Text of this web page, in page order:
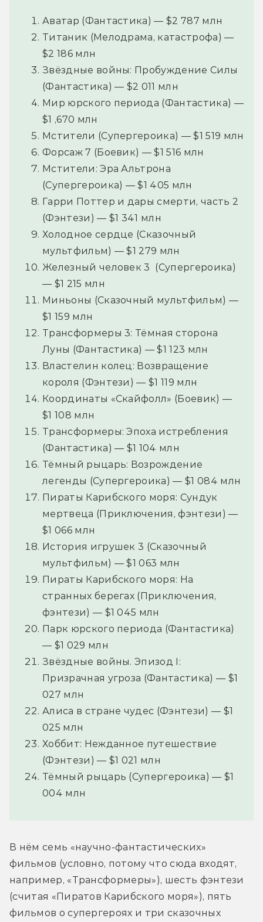
Аватар (Фантастика) — $2 787 млн
Титаник (Мелодрама, катастрофа) —
$2 186 млн
Звёздные войны: Пробуждение Силы
(Фантастика) — $2 011 млн
Мир юрского периода (Фантастика) —
$1 ,670 млн
Мстители (Супергероика) — $1 519 млн
Форсаж 7 (Боевик) — $1 516 млн
Мстители: Эра Альтрона
(Супергероика) — $1 405 млн
Гарри Поттер и дары смерти, часть 2
(Фэнтези) — $1 341 млн
Холодное сердце (Сказочный
мультфильм) — $1 279 млн
Железный человек 3 (Супергероика)
— $1 215 млн
Миньоны (Сказочный мультфильм) —
$1 159 млн
Трансформеры 3: Тёмная сторона
Луны (Фантастика) — $1 123 млн
Властелин колец: Возвращение
короля (Фэнтези) — $1 119 млн
Координаты «Скайфолл» (Боевик) —
$1 108 млн
Трансформеры: Эпоха истребления
(Фантастика) — $1 104 млн
Тёмный рыцарь: Возрождение
легенды (Супергероика) — $1 084 млн
Пираты Карибского моря: Сундук
мертвеца (Приключения, фэнтези) —
$1 066 млн
История игрушек 3 (Сказочный
мультфильм) — $1 063 млн
Пираты Карибского моря: На
странных берегах (Приключения,
фэнтези) — $1 045 млн
Парк юрского периода (Фантастика)
— $1 029 млн
Звёздные войны. Эпизод I:
Призрачная угроза (Фантастика) — $1
027 млн
Алиса в стране чудес (Фэнтези) — $1
025 млн
Хоббит: Нежданное путешествие
(Фэнтези) — $1 021 млн
Тёмный рыцарь (Супергероика) — $1
004 млн
В нём семь «научно-фантастических»
фильмов (условно, потому что сюда входят,
например, «Трансформеры»), шесть фэнтези
(считая «Пиратов Карибского моря»), пять
фильмов о супергероях и три сказочных